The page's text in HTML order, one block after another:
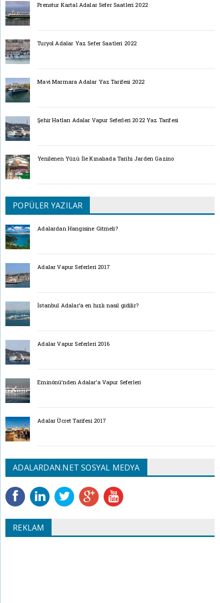
Prenstur Kartal Adalar Sefer Saatleri 2022
Turyol Adalar Yaz Sefer Saatleri 2022
Mavi Marmara Adalar Yaz Tarifesi 2022
Şehir Hatları Adalar Vapur Seferleri 2022 Yaz Tarifesi
Yenilenen Yüzü İle Kınalıada Tarihi Jarden Gazino
POPÜLER YAZILAR
Adalardan Hangisine Gitmeli?
Adalar Vapur Seferleri 2017
İstanbul Adalar’a en hızlı nasıl gidilir?
Adalar Vapur Seferleri 2016
Eminönü’nden Adalar’a Vapur Seferleri
Adalar Ücret Tarifesi 2017
ADALARDAN.NET SOSYAL MEDYA
REKLAM